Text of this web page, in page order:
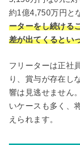
約1億4,750万円と
ーターをし続ける
差が出てくるとい
フリーターは正社
り、賞与が存在し
響は見逃せません
いケースも多く、
えられます。